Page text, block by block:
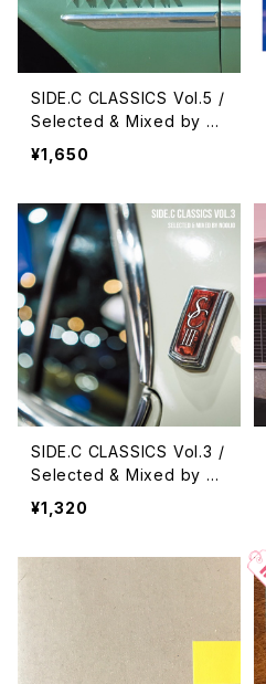
SIDE.C CLASSICS Vol.5 /
Selected & Mixed by N
OOLIO
¥1,650
SIDE.C CLASSICS Vol.3 /
Selected & Mixed by N
OOLIO
¥1,320